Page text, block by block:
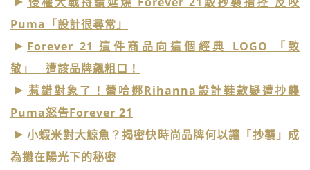
Puma「設計很尋常」
Forever 21 這件商品向這個經典 LOGO 「致
敬」 遭該品牌飆粗口！
惹錯對象了！蕾哈娜Rihanna設計鞋款疑遭抄襲
Puma怒告Forever 21
小蝦米對大鯨魚？揭密快時尚品牌何以讓「抄襲」成
為攤在陽光下的秘密